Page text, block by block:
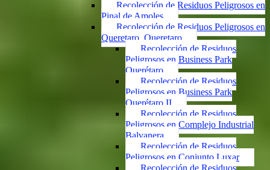
Recolección de Residuos Peligrosos en
Pinal de Amoles
Recolección de Residuos Peligrosos en
Queretaro, Queretaro
Recolección de Residuos
Peligrosos en Business Park
Querétaro
Recolección de Residuos
Peligrosos en Business Park
Querétaro II
Recolección de Residuos
Peligrosos en Complejo Industrial
Balvanera
Recolección de Residuos
Peligrosos en Conjunto Luxar
Recolección de Residuos